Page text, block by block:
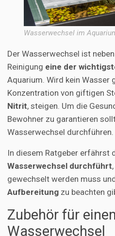
Wasserwechsel im
Der Wasserwechsel ist
Reinigung eine der
Aquarium. Wird kein Wasser
Konzentration von giftigen
Nitrit, steigen. Um die
Bewohner zu garantieren
Wasserwechsel durchführen.
In diesem Ratgeber erfährst
Wasserwechsel durchführt,
gewechselt werden muss
Aufbereitung zu beachten
Zubehör für einen
Wasserwechsel